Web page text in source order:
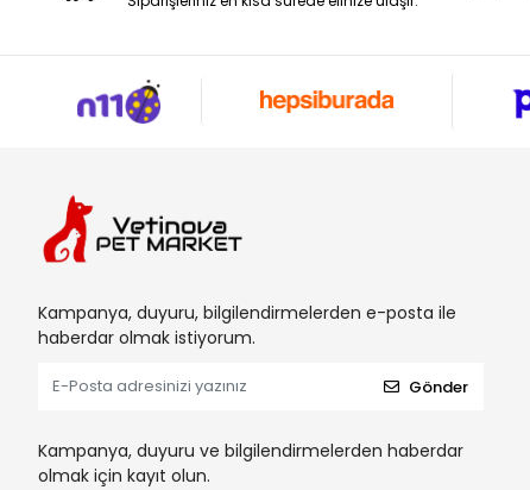
Kampanya, duyuru, bilgilendirmelerden e-posta ile
haberdar olmak istiyorum.
Gönder
Kampanya, duyuru ve bilgilendirmelerden haberdar
olmak için kayıt olun.